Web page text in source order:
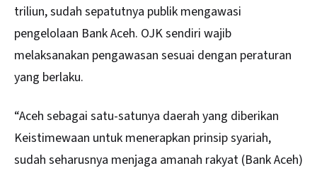
triliun, sudah sepatutnya publik mengawasi
pengelolaan Bank Aceh. OJK sendiri wajib
melaksanakan pengawasan sesuai dengan peraturan
yang berlaku.
“Aceh sebagai satu-satunya daerah yang diberikan
Keistimewaan untuk menerapkan prinsip syariah,
sudah seharusnya menjaga amanah rakyat (Bank Aceh)